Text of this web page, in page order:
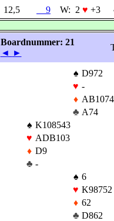
12,5
9 W: 2 ♥ +3
Boardnummer: 21
◄ ►
♠ D972
♥ -
♦
♣ A74
♠ K108543
♥ ADB103
♦ D9
♣ -
♠ 6
♥ K98752
♦ 62
♣ D862